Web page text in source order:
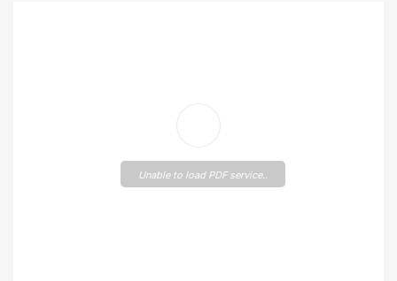
Unable to load PDF service..